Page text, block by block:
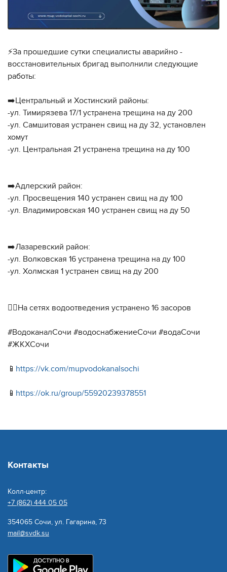
⚡️За прошедшие сутки специалисты аварийно -
восстановительных бригад выполнили следующие
работы:
➡️Центральный и Хостинский районы:
-ул. Тимирязева 17/1 устранена трещина на ду 200
-ул. Самшитовая устранен свищ на ду 32, установлен
хомут
-ул. Центральная 21 устранена трещина на ду 100
➡️Адлерский район:
-ул. Просвещения 140 устранен свищ на ду 100
-ул. Владимировская 140 устранен свищ на ду 50
➡️Лазаревский район:
-ул. Волковская 16 устранена трещина на ду 100
-ул. Холмская 1 устранен свищ на ду 200
👷‍♂️На сетях водоотведения устранено 16 засоров
#ВодоканалСочи #водоснабжениеСочи #водаСочи
#ЖКХСочи
📱 https://vk.com/mupvodokanalsochi
📱 https://ok.ru/group/55920239378551
Контакты
Колл-центр:
+7 (862) 444 05 05
354065 Сочи, ул. Гагарина, 73
mail@svdk.su